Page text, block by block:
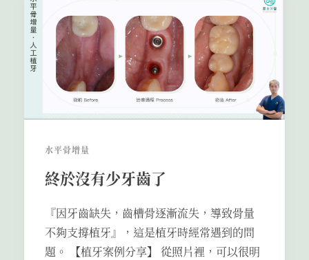
水平骨增量
終於沒有少牙齒了
『因牙齒缺失，齒槽骨逐漸流失，導致骨量
不夠支撐植牙』，這是植牙時經常遇到的問
題。 【植牙案例分享】 從照片裡，可以很明